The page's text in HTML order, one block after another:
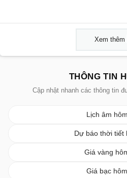
Xem thêm
THÔNG TIN
Cập nhật nhanh các thông tin
Lịch âm
Dự báo thời tiết
Giá vàng
Giá bạc